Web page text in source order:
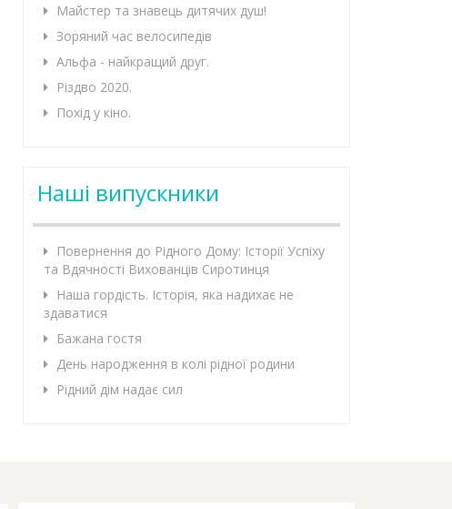
Майстер та знавець дитячих душ!
Зоряний час велосипедів
Альфа - найкращий друг.
Різдво 2020.
Похід у кіно.
Наші випускники
Повернення до Рідного Дому: Історії Успіху
та Вдячності Вихованців Сиротинця
Наша гордість. Історія, яка надихає не
здаватися
Бажана гостя
День народження в колі рідної родини
Рідний дім надає сил